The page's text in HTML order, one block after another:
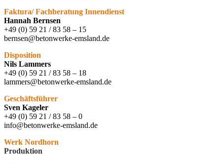
Faktura/ Fachberatung Innendienst
Hannah Bernsen
+49 (0) 59 21 / 83 58 – 15
bernsen@betonwerke-emsland.de
Disposition
Nils Lammers
+49 (0) 59 21 / 83 58 – 18
lammers@betonwerke-emsland.de
Geschäftsführer
Sven Kageler
+49 (0) 59 21 / 83 58 – 0
info@betonwerke-emsland.de
Werk Nordhorn
Produktion